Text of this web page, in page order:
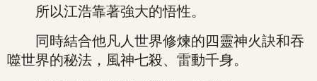
所以江浩靠著強大的悟性。
同時結合他凡人世界修煉的四靈神火訣和吞
噬世界的秘法，風神七殺、雷動千身。